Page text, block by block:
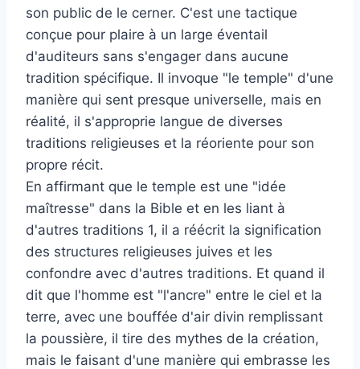
son public de le cerner. C'est une tactique
conçue pour plaire à un large éventail
d'auditeurs sans s'engager dans aucune
tradition spécifique. Il invoque "le temple" d'une
manière qui sent presque universelle, mais en
réalité, il s'approprie langue de diverses
traditions religieuses et la réoriente pour son
propre récit.
En affirmant que le temple est une "idée
maîtresse" dans la Bible et en les liant à
d'autres traditions 1, il a réécrit la signification
des structures religieuses juives et les
confondre avec d'autres traditions. Et quand il
dit que l'homme est "l'ancre" entre le ciel et la
terre, avec une bouffée d'air divin remplissant
la poussière, il tire des mythes de la création,
mais le faisant d'une manière qui embrasse les